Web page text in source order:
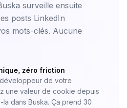
surveille ensuite
posts LinkedIn
mots-clés. Aucune
zéro friction
de votre
une valeur de cookie depuis
dans Buska. Ça prend 30